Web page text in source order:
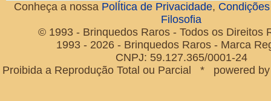
Conheça a nossa PolÍtica de Privacidade,
Filosofia
© 1993 - Brinquedos Raros - Todos os Direitos
1993 - 2026 - Brinquedos Raros - Marca
CNPJ: 59.127.365/0001-24
Proibida a Reprodução Total ou Parcial * powered